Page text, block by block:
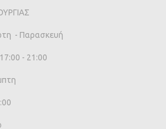
- Παρασκευή
- 21:00